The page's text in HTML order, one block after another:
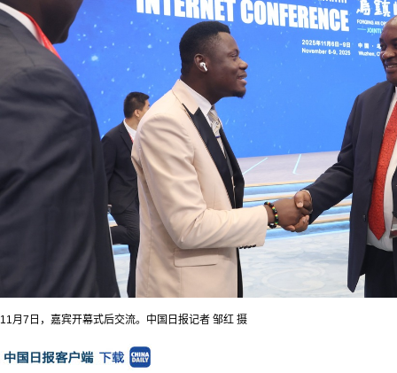
11月7日，嘉宾开幕式后交流。中国日报记者 邹红 摄